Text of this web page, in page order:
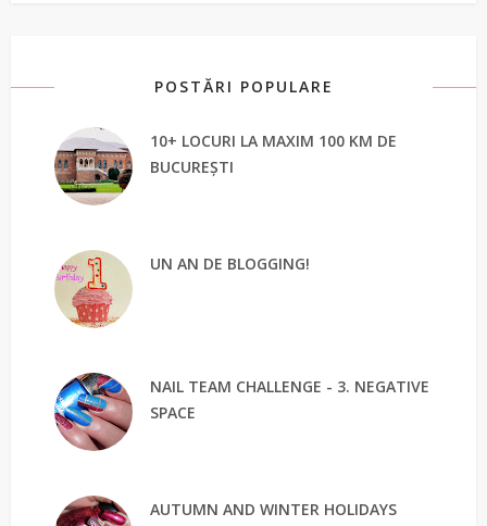
POSTĂRI POPULARE
10+ LOCURI LA MAXIM 100 KM DE
BUCUREȘTI
UN AN DE BLOGGING!
NAIL TEAM CHALLENGE - 3. NEGATIVE
SPACE
AUTUMN AND WINTER HOLIDAYS